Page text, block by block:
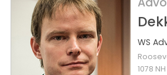
WS
1078